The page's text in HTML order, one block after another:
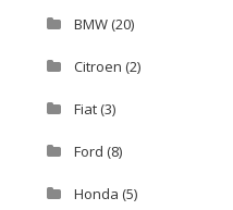
BMW(20)
Citroen (2)
Fiat(3)
Ford (8)
Honda (5)